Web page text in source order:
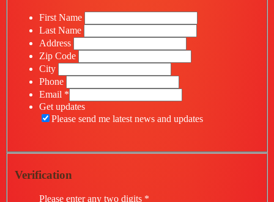
First Name
Last Name
Address
Zip Code
City
Phone
Email *
Get updates
Please send me latest news and updates
Verification
Please enter any two digits *